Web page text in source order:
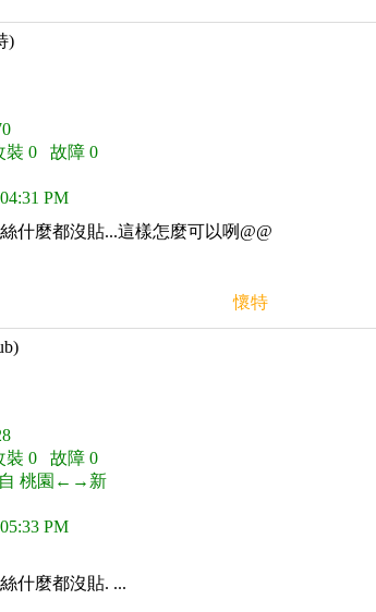
)
0 故障 0
PM
什麼都沒貼...這樣怎麼可以咧@@
懷特
0 故障 0
自 桃園←→新
PM
什麼都沒貼. ...